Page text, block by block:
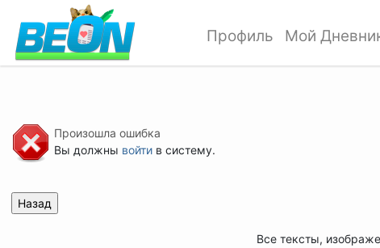
Профиль Мой
Произошла ошибка
Вы должны войтив систему.
Все тексты,